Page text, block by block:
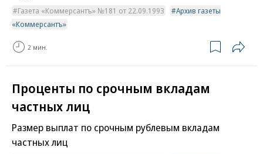
Газета «Коммерсантъ» №181 от 22.09.1993
Архив газеты
«Коммерсантъ»
2 мин.
Проценты по срочным вкладам
частных лиц
Размер выплат по срочным рублевым вкладам
частных лиц